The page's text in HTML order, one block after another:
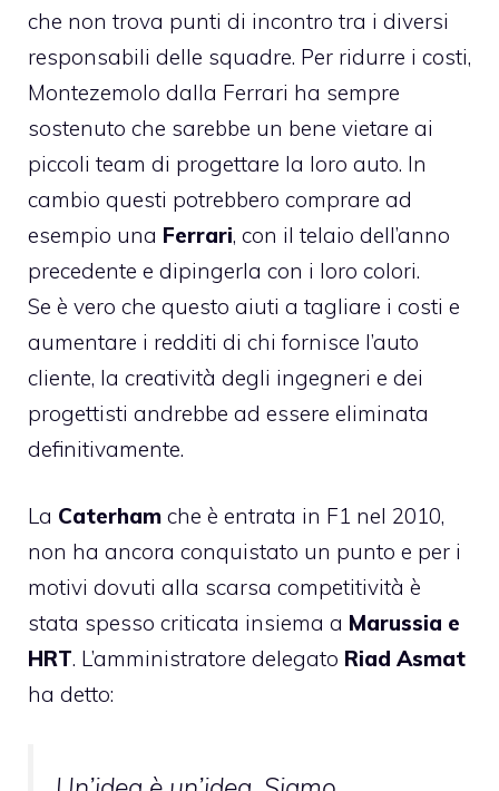
che non trova punti di incontro tra i diversi
responsabili delle squadre. Per ridurre i costi,
Montezemolo dalla Ferrari ha sempre
sostenuto che sarebbe un bene vietare ai
piccoli team di progettare la loro auto. In
cambio questi potrebbero comprare ad
esempio una Ferrari, con il telaio dell’anno
precedente e dipingerla con i loro colori.
Se è vero che questo aiuti a tagliare i costi e
aumentare i redditi di chi fornisce l’auto
cliente, la creatività degli ingegneri e dei
progettisti andrebbe ad essere eliminata
definitivamente.
La Caterham che è entrata in F1 nel 2010,
non ha ancora conquistato un punto e per i
motivi dovuti alla scarsa competitività è
stata spesso criticata insiema a Marussia e
HRT. L’amministratore delegato Riad Asmat
ha detto: